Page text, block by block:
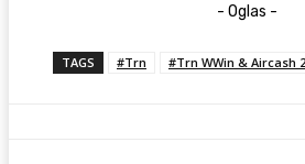
- Oglas -
TAGS #Trn #Trn WWin & Aircash